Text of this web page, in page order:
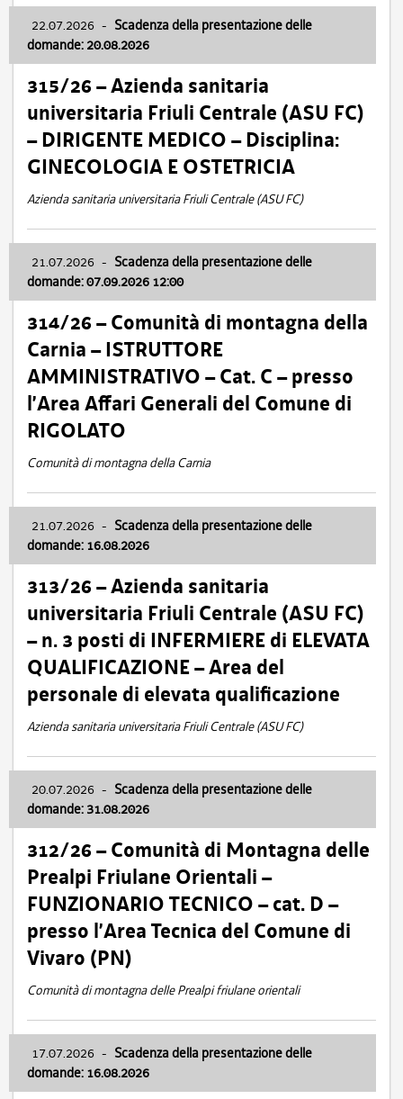
22.07.2026 - Scadenza della presentazione delle
domande: 20.08.2026
315/26 – Azienda sanitaria
universitaria Friuli Centrale (ASU FC)
– DIRIGENTE MEDICO – Disciplina:
GINECOLOGIA E OSTETRICIA
Azienda sanitaria universitaria Friuli Centrale (ASU FC)
21.07.2026 - Scadenza della presentazione delle
domande: 07.09.2026 12:00
314/26 – Comunità di montagna della
Carnia – ISTRUTTORE
AMMINISTRATIVO – Cat. C – presso
l’Area Affari Generali del Comune di
RIGOLATO
Comunità di montagna della Carnia
21.07.2026 - Scadenza della presentazione delle
domande: 16.08.2026
313/26 – Azienda sanitaria
universitaria Friuli Centrale (ASU FC)
– n. 3 posti di INFERMIERE di ELEVATA
QUALIFICAZIONE – Area del
personale di elevata qualificazione
Azienda sanitaria universitaria Friuli Centrale (ASU FC)
20.07.2026 - Scadenza della presentazione delle
domande: 31.08.2026
312/26 – Comunità di Montagna delle
Prealpi Friulane Orientali –
FUNZIONARIO TECNICO – cat. D –
presso l’Area Tecnica del Comune di
Vivaro (PN)
Comunità di montagna delle Prealpi friulane orientali
17.07.2026 - Scadenza della presentazione delle
domande: 16.08.2026